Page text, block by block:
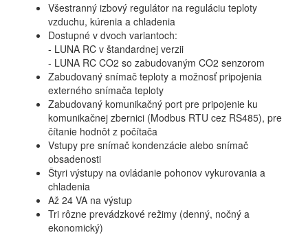
Všestranný izbový regulátor na reguláciu teploty
vzduchu, kúrenia a chladenia
Dostupné v dvoch variantoch:
- LUNA RC v štandardnej verzii
- LUNA RC CO2 so zabudovaným CO2 senzorom
Zabudovaný snímač teploty a možnosť pripojenia
externého snímača teploty
Zabudovaný komunikačný port pre pripojenie ku
komunikačnej zbernici (Modbus RTU cez RS485), pre
čítanie hodnôt z počítača
Vstupy pre snímač kondenzácie alebo snímač
obsadenosti
Štyri výstupy na ovládanie pohonov vykurovania a
chladenia
Až 24 VA na výstup
Tri rôzne prevádzkové režimy (denný, nočný a
ekonomický)